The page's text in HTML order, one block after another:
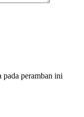
pada peramban ini